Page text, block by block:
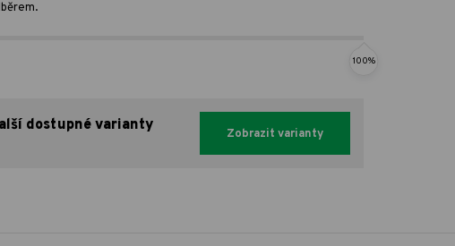
100%
dostupné varianty
Zobrazit varianty